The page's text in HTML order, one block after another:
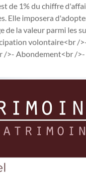
de 1% du chiffre
Elle imposera
de la valeur parmi les
volontaire<br /
/>- Abondement<br />-